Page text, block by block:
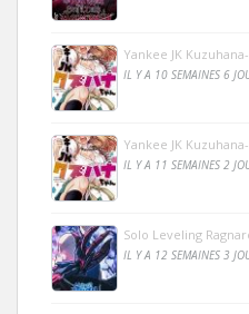
Yankee JK
IL Y A 10 SEMAINES 6
Yankee JK
IL Y A 11 SEMAINES 2
Solo Leveling
IL Y A 12 SEMAINES 3